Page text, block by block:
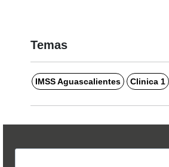
Temas
IMSS Aguascalientes Clinica 1